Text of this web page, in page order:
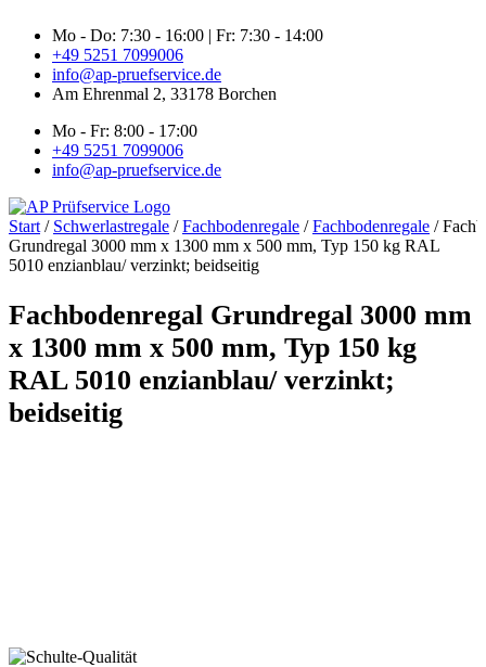
Inhalt
springen
Mo - Do: 7:30 - 16:00 | Fr: 7:30 - 14:00
+49 5251 7099006
info@ap-pruefservice.de
Am Ehrenmal 2, 33178 Borchen
Mo - Fr: 8:00 - 17:00
+49 5251 7099006
info@ap-pruefservice.de
Start / Schwerlastregale /Fachbodenregale /Fachbodenregale /
Grundregal 3000 mm x 1300 mm x 500 mm, Typ 150 kg RAL
5010 enzianblau/ verzinkt; beidseitig
Fachbodenregal Grundregal 3000 mm
x 1300 mm x 500 mm, Typ 150 kg
RAL 5010 enzianblau/ verzinkt;
beidseitig